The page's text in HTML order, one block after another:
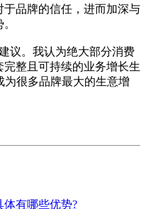
于品牌的信任，进而加深与
议。我认为绝大部分消费
整且可持续的业务增长生
为很多品牌最大的生意增